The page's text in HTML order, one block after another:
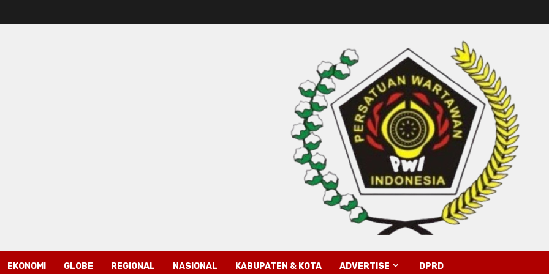
EKONOMI GLOBE REGIONAL NASIONAL KABUPATEN & KOTA ADVERTISE DPRD